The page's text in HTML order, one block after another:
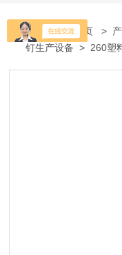
当前位置：首页 >
钉生产设备 > 260塑